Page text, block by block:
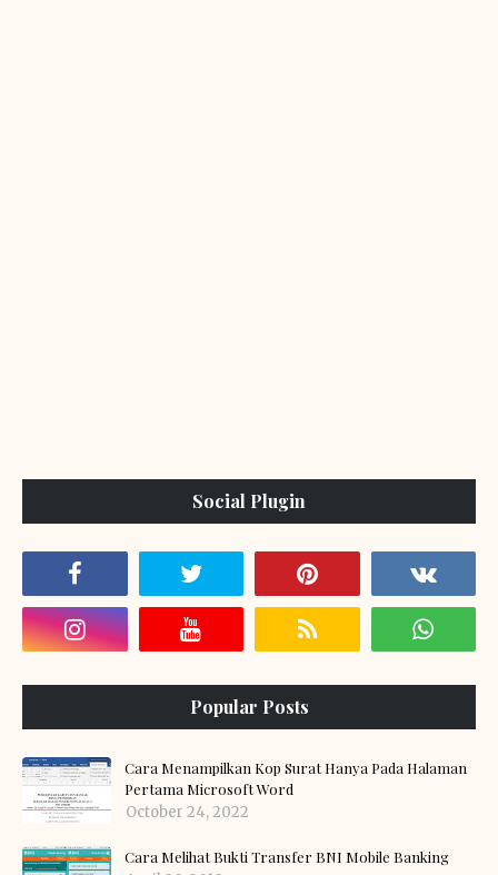
Social Plugin
Popular Posts
Cara Menampilkan Kop Surat Hanya Pada Halaman
Pertama Microsoft Word
October 24, 2022
Cara Melihat Bukti Transfer BNI Mobile Banking